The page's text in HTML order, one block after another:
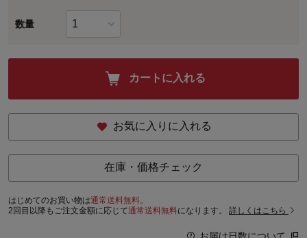
数量
カートに入れる
お気に入りに入れる
在庫・価格チェック
はじめてのお買い物は通常送料無料。
2回目以降もご注文金額に応じて通常送料無料になります。 詳しくはこちら
お届け日数について